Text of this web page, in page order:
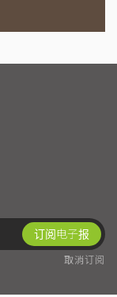
订阅电子报
取消订阅